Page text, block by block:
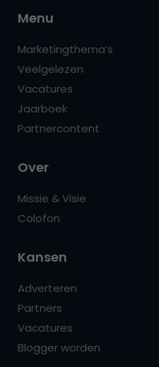
Menu
Marketingthema’s
Veelgelezen
Vacatures
Jaarboek
Partnercontent
Over
Missie & Visie
Colofon
Kansen
Adverteren
Partners
Vacatures
Blogger worden